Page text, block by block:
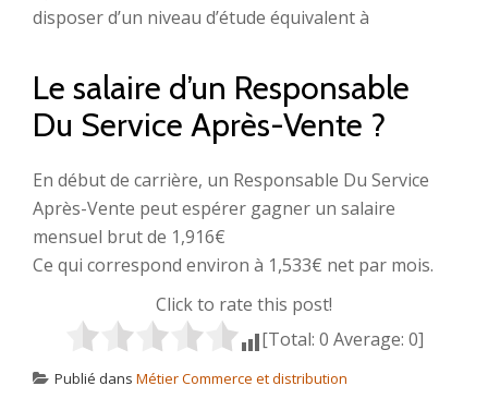
disposer d’un niveau d’étude équivalent à
Le salaire d’un Responsable
Du Service Après-Vente ?
En début de carrière, un Responsable Du Service
Après-Vente peut espérer gagner un salaire
mensuel brut de 1,916€
Ce qui correspond environ à 1,533€ net par mois.
Click to rate this post!
[Total: 0 Average: 0]
Publié dans Métier Commerce et distribution